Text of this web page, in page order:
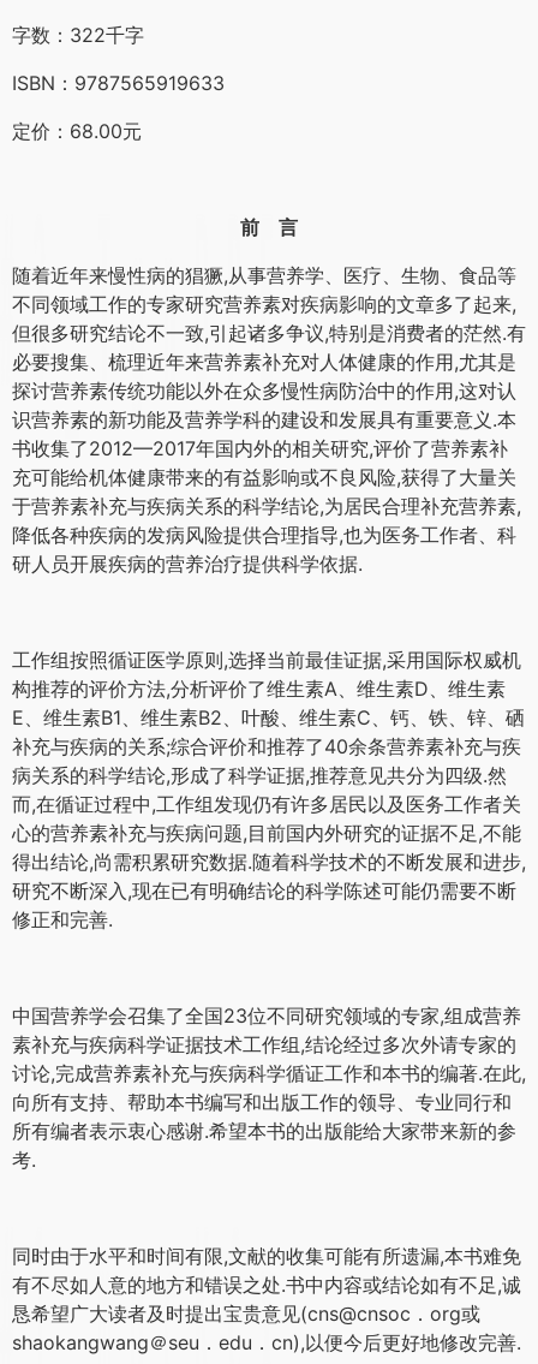
字数：322千字
ISBN：9787565919633
定价：68.00元
前 言
随着近年来慢性病的猖獗,从事营养学、医疗、生物、食品等
不同领域工作的专家研究营养素对疾病影响的文章多了起来,
但很多研究结论不一致,引起诸多争议,特别是消费者的茫然.有
必要搜集、梳理近年来营养素补充对人体健康的作用,尤其是
探讨营养素传统功能以外在众多慢性病防治中的作用,这对认
识营养素的新功能及营养学科的建设和发展具有重要意义.本
书收集了2012—2017年国内外的相关研究,评价了营养素补
充可能给机体健康带来的有益影响或不良风险,获得了大量关
于营养素补充与疾病关系的科学结论,为居民合理补充营养素,
降低各种疾病的发病风险提供合理指导,也为医务工作者、科
研人员开展疾病的营养治疗提供科学依据.
工作组按照循证医学原则,选择当前最佳证据,采用国际权威机
构推荐的评价方法,分析评价了维生素A、维生素D、维生素
E、维生素B1、维生素B2、叶酸、维生素C、钙、铁、锌、硒
补充与疾病的关系;综合评价和推荐了40余条营养素补充与疾
病关系的科学结论,形成了科学证据,推荐意见共分为四级.然
而,在循证过程中,工作组发现仍有许多居民以及医务工作者关
心的营养素补充与疾病问题,目前国内外研究的证据不足,不能
得出结论,尚需积累研究数据.随着科学技术的不断发展和进步,
研究不断深入,现在已有明确结论的科学陈述可能仍需要不断
修正和完善.
中国营养学会召集了全国23位不同研究领域的专家,组成营养
素补充与疾病科学证据技术工作组,结论经过多次外请专家的
讨论,完成营养素补充与疾病科学循证工作和本书的编著.在此,
向所有支持、帮助本书编写和出版工作的领导、专业同行和
所有编者表示衷心感谢.希望本书的出版能给大家带来新的参
考.
同时由于水平和时间有限,文献的收集可能有所遗漏,本书难免
有不尽如人意的地方和错误之处.书中内容或结论如有不足,诚
恳希望广大读者及时提出宝贵意见(cns@cnsoc．org或
shaokangwang＠seu．edu．cn),以便今后更好地修改完善.